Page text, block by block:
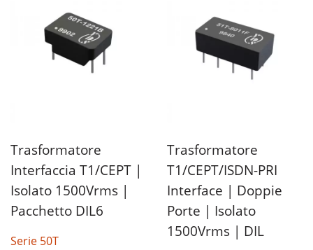
Trasformatore
Interfaccia T1/CEPT |
Isolato 1500Vrms |
Pacchetto DIL6
Serie 50T
Trasformatore
T1/CEPT/ISDN-PRI
Interface | Doppie
Porte | Isolato
1500Vrms | DIL